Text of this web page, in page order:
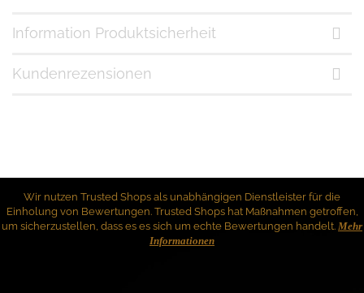
Information Produktsicherheit
Kundenrezensionen
Wir nutzen Trusted Shops als unabhängigen Dienstleister für die
Einholung von Bewertungen. Trusted Shops hat Maßnahmen getroffen,
um sicherzustellen, dass es es sich um echte Bewertungen handelt. Mehr
Informationen